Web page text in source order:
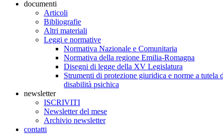
documenti
Articoli
Bibliografie
Altri materiali
Leggi e normative
Normativa Nazionale e Comunitaria
Normativa della regione Emilia-Romagna
Disegni di legge della XV Legislatura
Strumenti di protezione giuridica e norme a tutela
disabilità psichica
newsletter
ISCRIVITI
Newsletter del mese
Archivio newsletter
contatti